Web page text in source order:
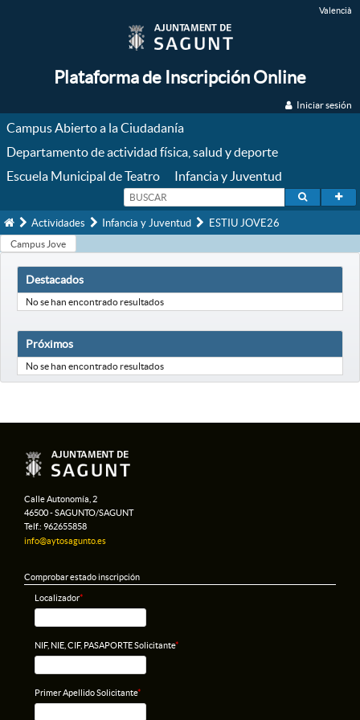
Valencià
Plataforma de Inscripción Online
Iniciar sesión
Campus Abierto a la Ciudadanía
Departamento de actividad física, salud y deporte
Escuela Municipal de Teatro
Infancia y Juventud
InicioActividades Infancia y Juventud ESTIU JOVE26
Campus Jove
Destacados
No se han encontrado resultados
Próximos
No se han encontrado resultados
Calle Autonomía, 2
46500 - SAGUNTO/SAGUNT
Telf.: 962655858
info@aytosagunto.es
Comprobar estado inscripción
Localizador*
NIF, NIE, CIF, PASAPORTE Solicitante*
Primer Apellido Solicitante*